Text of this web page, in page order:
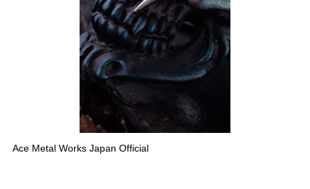
Ace Metal Works Japan Official